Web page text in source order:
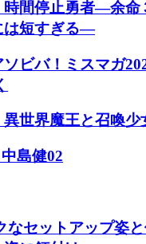
時間停止勇者―余命
は短すぎる―
ソビバ！ミスマガ
異世界魔王と召喚
島健02
なセットアップ姿